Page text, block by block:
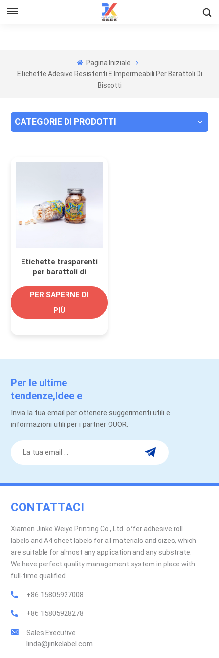
Pagina Iniziale
Etichette Adesive Resistenti E Impermeabili Per Barattoli Di
Biscotti
CATEGORIE DI PRODOTTI
Etichette trasparenti
per barattoli di
stampate
durevoli
PER SAPERNE DI
PIÙ
Per le ultime
tendenze,Idee e
promozioni.
Invia la tua email per ottenere suggerimenti utili e
informazioni utili per i partner OUOR.
CONTATTACI
Xiamen Jinke Weiye Printing Co., Ltd. offer adhesive roll
labels and A4 sheet labels for all materials and sizes, which
are suitable for almost any application and any substrate.
We have perfect quality management system in place with
full-time qualified
+86 15805927008
+86 15805928278
Sales Executive
linda@jinkelabel.com